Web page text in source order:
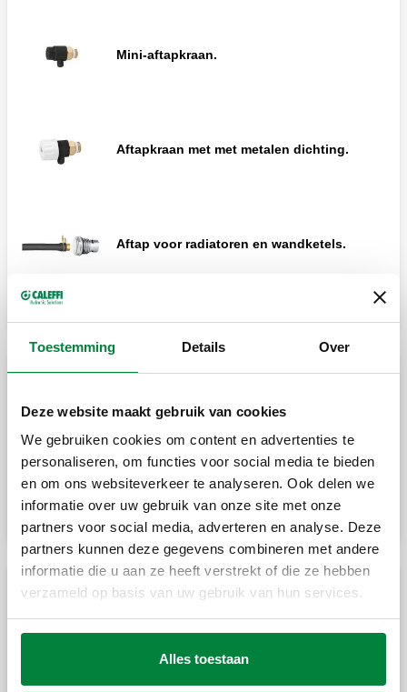
Toestemming Details Over
Deze website maakt gebruik van cookies
We gebruiken cookies om content en advertenties te
personaliseren, om functies voor social media te bieden
en om ons websiteverkeer te analyseren. Ook delen we
informatie over uw gebruik van onze site met onze
partners voor social media, adverteren en analyse. Deze
partners kunnen deze gegevens combineren met andere
informatie die u aan ze heeft verstrekt of die ze hebben
verzameld op basis van uw gebruik van hun services.
Alles toestaan
Mini-aftapkraan.
Aftapkraan met met metalen dichting.
Aftap voor radiatoren en wandketels.
Automatische hygroscopische ontluchter
voor radiatoren.
Standaard ontluchters voor radiatoren
Handbediende ontluchter.